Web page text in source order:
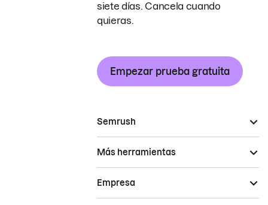
siete días. Cancela cuando
quieras.
Empezar prueba gratuita
Semrush
Más herramientas
Empresa